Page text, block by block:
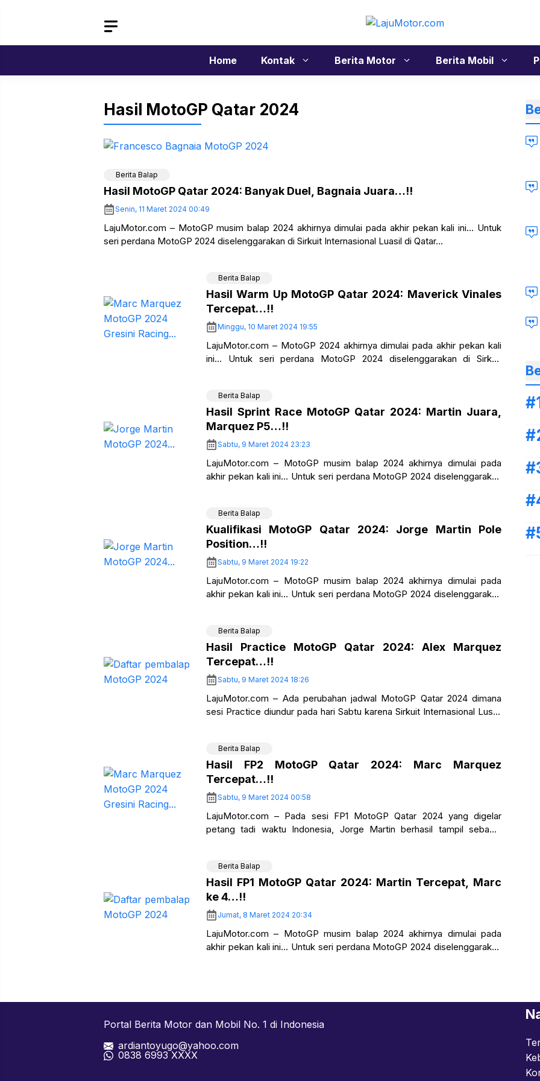
Home Kontak Berita Motor Berita Mobil
Hasil MotoGP Qatar 2024
Berita Balap
Hasil MotoGP Qatar 2024: Banyak Duel, Bagnaia Juara…!!
Senin, 11 Maret 2024 00:49
LajuMotor.com – MotoGP musim balap 2024 akhirnya dimulai pada akhir pekan kali ini… Untuk
seri perdana MotoGP 2024 diselenggarakan di Sirkuit Internasional Luasil di Qatar…
Berita Balap
Hasil Warm Up MotoGP Qatar 2024: Maverick Vinales
Tercepat…!!
Minggu, 10 Maret 2024 19:55
LajuMotor.com – MotoGP 2024 akhirnya dimulai pada akhir pekan kali
ini… Untuk seri perdana MotoGP 2024 diselenggarakan di Sirkuit
Berita Balap
Hasil Sprint Race MotoGP Qatar 2024: Martin Juara,
Marquez P5…!!
Sabtu, 9 Maret 2024 23:23
LajuMotor.com – MotoGP musim balap 2024 akhirnya dimulai pada
akhir pekan kali ini… Untuk seri perdana MotoGP 2024 diselenggarakan
Berita Balap
Kualifikasi MotoGP Qatar 2024: Jorge Martin Pole
Position…!!
Sabtu, 9 Maret 2024 19:22
LajuMotor.com – MotoGP musim balap 2024 akhirnya dimulai pada
akhir pekan kali ini… Untuk seri perdana MotoGP 2024 diselenggarakan
Berita Balap
Hasil Practice MotoGP Qatar 2024: Alex Marquez
Tercepat…!!
Sabtu, 9 Maret 2024 18:26
LajuMotor.com – Ada perubahan jadwal MotoGP Qatar 2024 dimana
sesi Practice diundur pada hari Sabtu karena Sirkuit Internasional Lusail
Berita Balap
Hasil FP2 MotoGP Qatar 2024: Marc Marquez
Tercepat…!!
Sabtu, 9 Maret 2024 00:58
LajuMotor.com – Pada sesi FP1 MotoGP Qatar 2024 yang digelar
petang tadi waktu Indonesia, Jorge Martin berhasil tampil sebagai
Berita Balap
Hasil FP1 MotoGP Qatar 2024: Martin Tercepat, Marc
ke 4…!!
Jumat, 8 Maret 2024 20:34
LajuMotor.com – MotoGP musim balap 2024 akhirnya dimulai pada
akhir pekan kali ini… Untuk seri perdana MotoGP 2024 diselenggarakan
Portal Berita Motor dan Mobil No. 1 di Indonesia
ardiantoyugo@yahoo.com
0838 6993 XXXX